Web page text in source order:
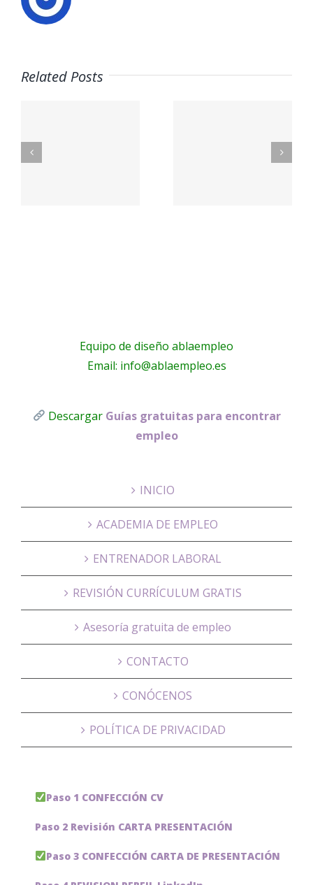
Related Posts
con
Equipo de diseño ablaempleo
Email: info@ablaempleo.es
Descargar Guías gratuitas para encontrar
empleo
INICIO
ACADEMIA DE EMPLEO
ENTRENADOR LABORAL
REVISIÓN CURRÍCULUM GRATIS
Asesoría gratuita de empleo
CONTACTO
CONÓCENOS
POLÍTICA DE PRIVACIDAD
Paso 1 CONFECCIÓN CV
Paso 2 Revisión CARTA PRESENTACIÓN
Paso 3 CONFECCIÓN CARTA DE PRESENTACIÓN